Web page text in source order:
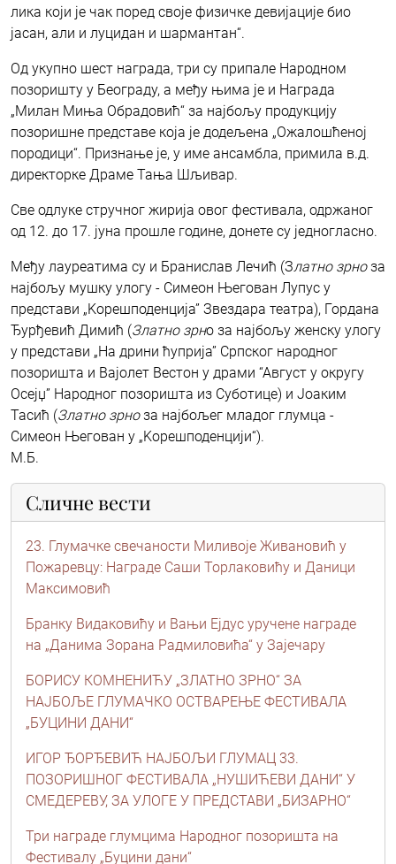
лика који је чак поред своје физичке девијације био
јасан, али и луцидан и шармантан“.
Од укупно шест награда, три су припале Народном
позоришту у Београду, а међу њима је и Награда
„Милан Миња Обрадовић“ за најбољу продукцију
позоришне представе која је додељена „Ожалошћеној
породици“. Признање је, у име ансамбла, примила в.д.
директорке Драме Тања Шљивар.
Све одлуке стручног жирија овог фестивала, одржаног
од 12. до 17. јуна прошле године, донете су једногласно.
Међу лауреатима су и Бранислав Лечић (Златно зрноза
најбољу мушку улогу - Симеон Његован Лупус у
представи „Kорешподенција” Звездара театра), Гордана
Ђурђевић Димић (Златно зрно за најбољу женску улогу
у представи „На дрини ћуприја” Српског народног
позоришта и Вајолет Вестон у драми “Август у округу
Осејџ” Народног позоришта из Суботице) и Јоаким
Тасић (Златно зрноза најбољег младог глумца -
Симеон Његован у „Kорешподенцији“).
М.Б.
Сличне вести
23. Глумачке свечаности Миливоје Живановић у
Пожаревцу: Награде Саши Торлаковићу и Даници
Максимовић
Бранку Видаковићу и Вањи Ејдус уручене награде
на „Данима Зорана Радмиловића“ у Зајечару
БОРИСУ КОМНЕНИЋУ „ЗЛАТНО ЗРНО“ ЗА
НАЈБОЉЕ ГЛУМАЧКО ОСТВАРЕЊЕ ФЕСТИВАЛА
„БУЦИНИ ДАНИ“
ИГОР ЂОРЂЕВИЋ НАЈБОЉИ ГЛУМАЦ 33.
ПОЗОРИШНОГ ФЕСТИВАЛА „НУШИЋЕВИ ДАНИ“ У
СМЕДЕРЕВУ, ЗА УЛОГЕ У ПРЕДСТАВИ „БИЗАРНО“
Три награде глумцима Народног позоришта на
Фестивалу „Буцини дани“